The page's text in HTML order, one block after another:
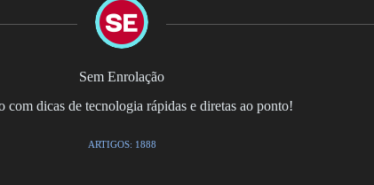
Sem Enrolação
com dicas de tecnologia rápidas e diretas ao ponto!
ARTIGOS: 1888